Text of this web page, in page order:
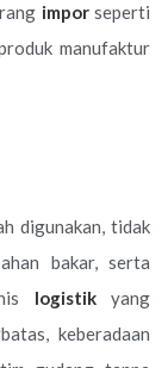
imporseperti
manufaktur
digunakan, tidak
bakar, serta
logistikyang
keberadaan